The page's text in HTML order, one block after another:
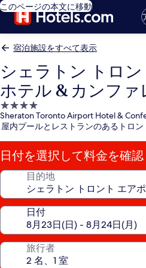
このページの本文に移動
宿泊施設をすべて表示
シェラトン トロ
ホテル & カンフ
4.0
つ
星
宿
泊
施
Sheraton Toronto Airport Hotel &
屋内プールとレストランのあるトロ
日付を選択して料金を確認
目的地
日付
旅行者